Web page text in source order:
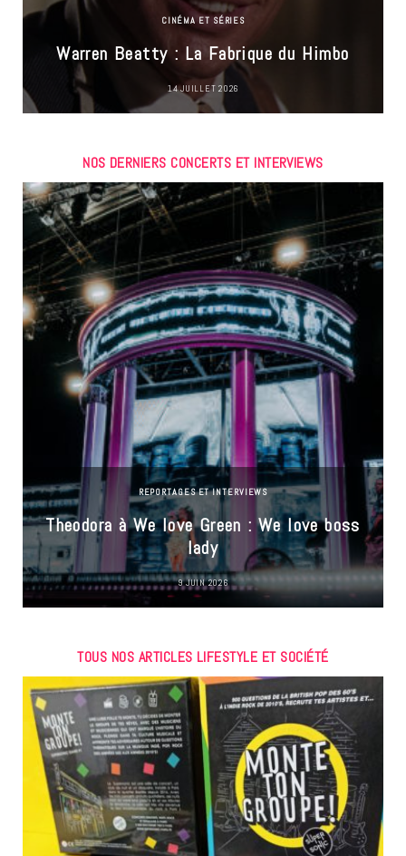
CINÉMA ET SÉRIES
Warren Beatty : La Fabrique du Himbo
14 JUILLET 2026
NOS DERNIERS CONCERTS ET INTERVIEWS
REPORTAGES ET INTERVIEWS
Theodora à We love Green : We love boss
lady
9 JUIN 2026
TOUS NOS ARTICLES LIFESTYLE ET SOCIÉTÉ